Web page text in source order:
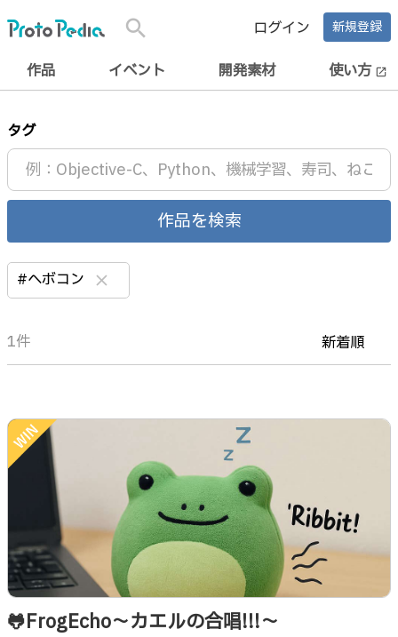
search ログイン 新規登録
作品 イベント 開発素材 使い方 open_in_new
タグ
作品を検索
#ヘボコン clear
1件 新着順
🐸FrogEcho〜カエルの合唱!!!〜